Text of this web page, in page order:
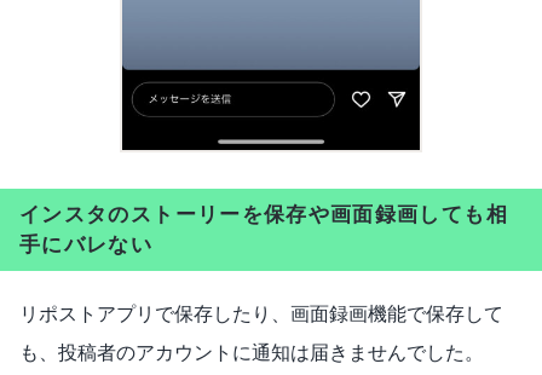
インスタのストーリーを保存や画面録画しても相
手にバレない
リポストアプリで保存したり、画面録画機能で保存して
も、投稿者のアカウントに通知は届きませんでした。